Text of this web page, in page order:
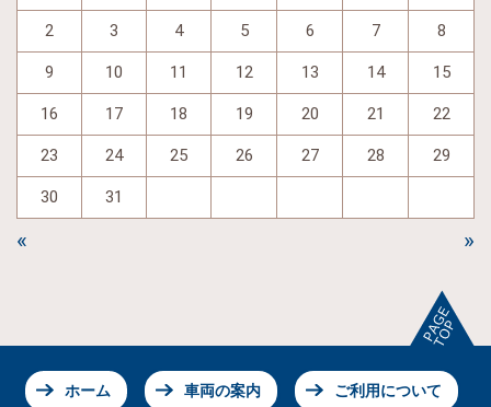
2 3 4 5 6 7 8
9 10 11 12 13 14 15
16 17 18 19 20 21 22
23 24 25 26 27 28 29
30 31
« »
ホーム 車両の案内 ご利用について